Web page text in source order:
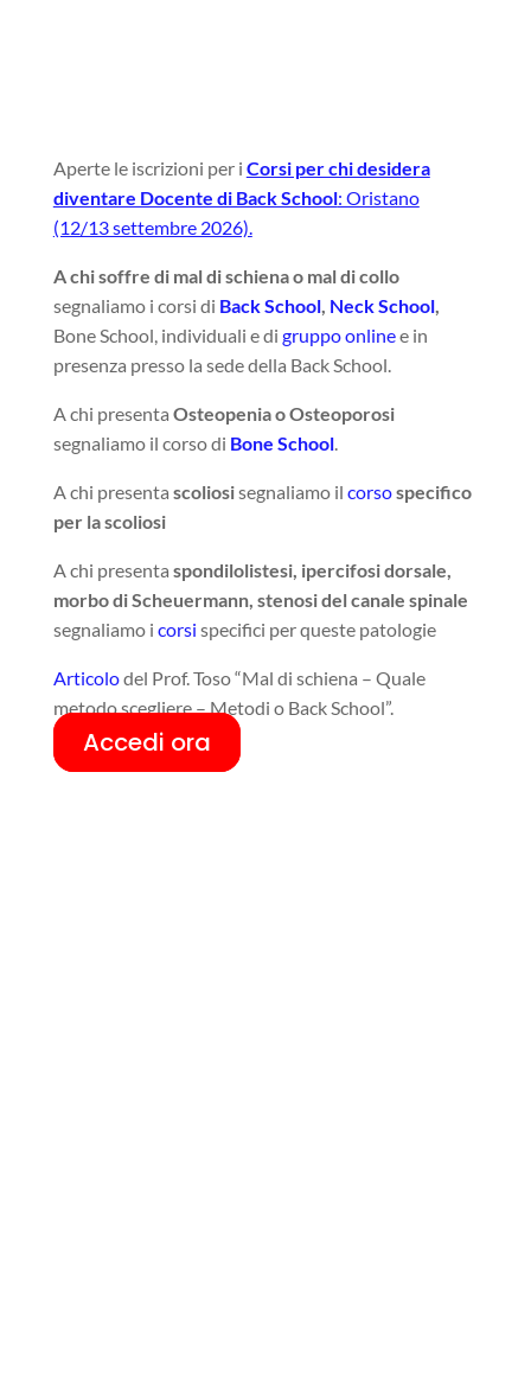
Aperte le iscrizioni per i Corsi per chi desidera
diventare Docente di Back School: Oristano
(12/13 settembre 2026).
A chi soffre di mal di schiena o mal di collo
segnaliamo i corsi di Back School, Neck School,
Bone School, individuali e di gruppo onlinee in
presenza presso la sede della Back School.
A chi presenta Osteopenia o Osteoporosi
segnaliamo il corso di Bone School.
A chi presenta scoliosisegnaliamo il corsospecifico
per la scoliosi
A chi presenta spondilolistesi, ipercifosi dorsale,
morbo di Scheuermann, stenosi del canale spinale
segnaliamo i corsi specifici per queste patologie
Articolodel Prof. Toso “Mal di schiena – Quale
metodo scegliere – Metodi o Back School”.
Accedi ora